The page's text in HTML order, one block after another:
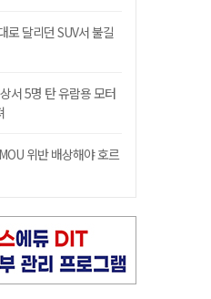
로 달리던 SUV서 불길
서 5명 탄 유람용 모터
위반 배상해야 호르